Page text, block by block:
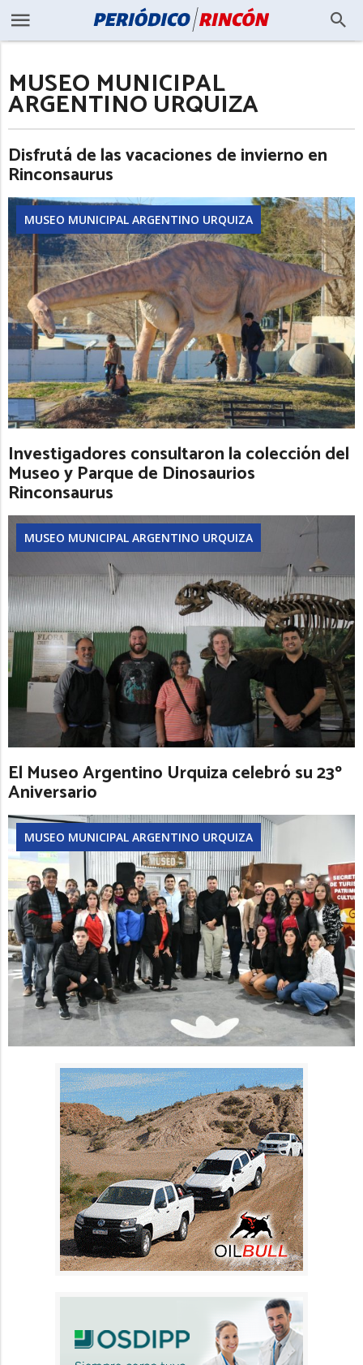
MUSEO MUNICIPAL
ARGENTINO URQUIZA
Disfrutá de las vacaciones de invierno en
Rinconsaurus
MUSEO MUNICIPAL ARGENTINO URQUIZA
Investigadores consultaron la colección del
Museo y Parque de Dinosaurios
Rinconsaurus
MUSEO MUNICIPAL ARGENTINO URQUIZA
El Museo Argentino Urquiza celebró su 23º
Aniversario
MUSEO MUNICIPAL ARGENTINO URQUIZA